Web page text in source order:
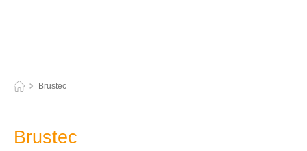
Brustec
Brustec